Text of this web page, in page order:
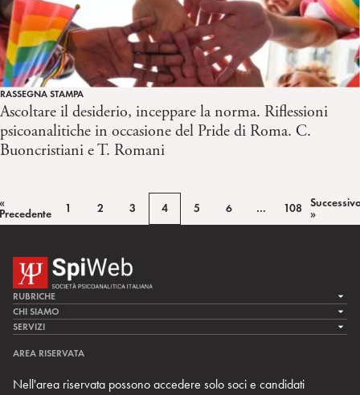
RASSEGNA STAMPA
Ascoltare il desiderio, inceppare la norma. Riflessioni
psicoanalitiche in occasione del Pride di Roma. C.
Buoncristiani e T. Romani
1 2 3 4 5 6 … 108
»
RUBRICHE
LA CURA
LA RICERCA
MULTIMEDIA
CHI SIAMO
LA SPI
TEAM DI SPIWEB
CONTATTI
SERVIZI
AREA RISERVATA
Nell'area riservata possono accedere solo soci e candidati